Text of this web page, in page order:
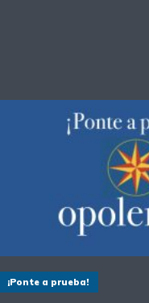
¡Ponte a prueba!